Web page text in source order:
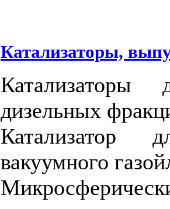
Катализаторы,
Катализаторы
дизельных
Катализатор
вакуумного